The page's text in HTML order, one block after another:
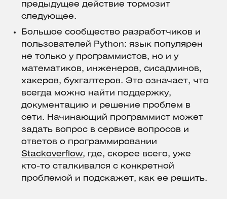
предыдущее действие тормозит
следующее.
Большое сообщество разработчиков и
пользователей Python: язык популярен
не только у программистов, но и у
математиков, инженеров, сисадминов,
хакеров, бухгалтеров. Это означает, что
всегда можно найти поддержку,
документацию и решение проблем в
сети. Начинающий программист может
задать вопрос в сервисе вопросов и
ответов о программировании
Stackoverflow, где, скорее всего, уже
кто-то сталкивался с конкретной
проблемой и подскажет, как ее решить.